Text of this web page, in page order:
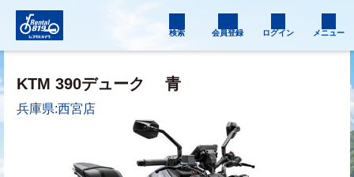
検索 会員登録 ログイン メニュー
KTM 390デューク 青
兵庫県:西宮店